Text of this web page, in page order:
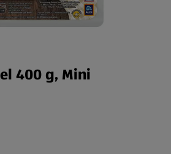
400 g, Mini